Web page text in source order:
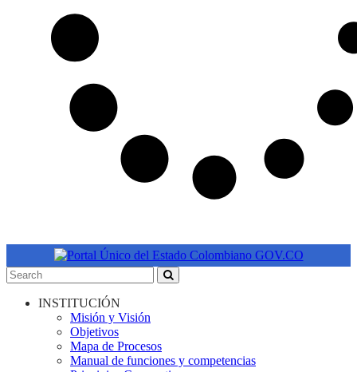
INSTITUCIÓN
Misión y Visión
Objetivos
Mapa de Procesos
Manual de funciones y competencias